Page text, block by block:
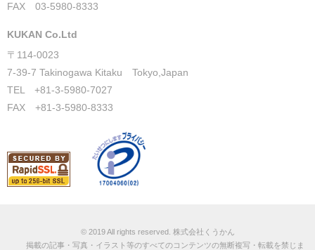
FAX 03-5980-8333
KUKAN Co.Ltd
〒114-0023
7-39-7 Takinogawa Kitaku Tokyo,Japan
TEL +81-3-5980-7027
FAX +81-3-5980-8333
© 2019 All rights reserved. 株式会社くうかん
掲載の記事・写真・イラスト等のすべてのコンテンツの無断複写・転載を禁じま